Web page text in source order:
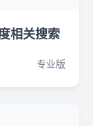
相关搜索
专业版